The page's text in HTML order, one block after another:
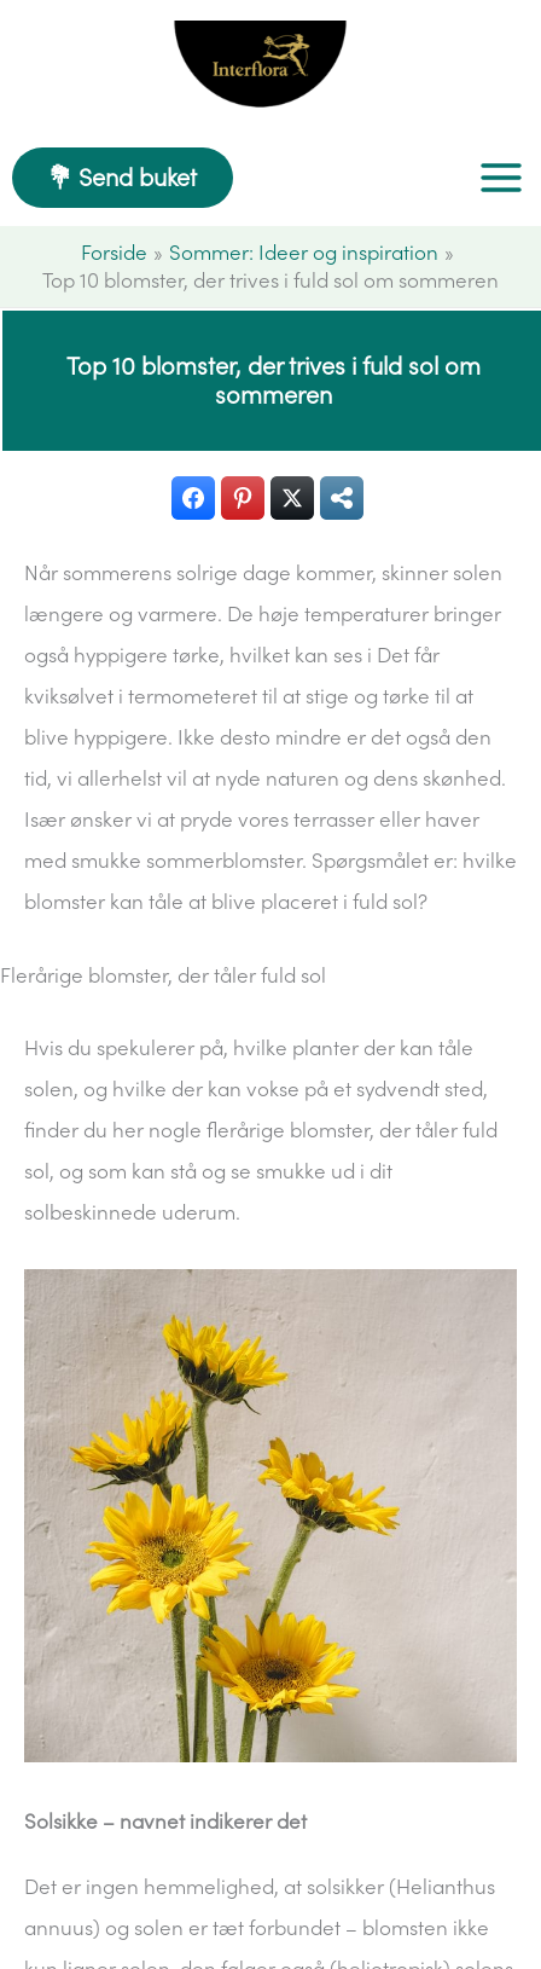
💐 Send buket
Forside
Sommer: Ideer og inspiration
Top 10 blomster, der trives i fuld sol om sommeren
Top 10 blomster, der trives i fuld sol om
sommeren
Når sommerens solrige dage kommer, skinner solen
længere og varmere. De høje temperaturer bringer
også hyppigere tørke, hvilket kan ses i Det får
kviksølvet i termometeret til at stige og tørke til at
blive hyppigere. Ikke desto mindre er det også den
tid, vi allerhelst vil at nyde naturen og dens skønhed.
Især ønsker vi at pryde vores terrasser eller haver
med smukke sommerblomster. Spørgsmålet er: hvilke
blomster kan tåle at blive placeret i fuld sol?
Flerårige blomster, der tåler fuld sol
Hvis du spekulerer på, hvilke planter der kan tåle
solen, og hvilke der kan vokse på et sydvendt sted,
finder du her nogle flerårige blomster, der tåler fuld
sol, og som kan stå og se smukke ud i dit
solbeskinnede uderum.
Solsikke – navnet indikerer det
Det er ingen hemmelighed, at solsikker (Helianthus
annuus) og solen er tæt forbundet – blomsten ikke